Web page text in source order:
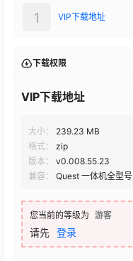
VIP下载地址
1
下载权限
VIP下载地址
大小：
239.23 MB
格式：
zip
版本：
v0.008.55.23
兼容：
Quest 一体机全型号
您当前的等级为 游客
请先 登录